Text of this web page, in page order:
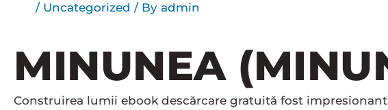
/ Uncategorized / By admin
MINUNEA
Construirea lumii ebook descărcare gratuită fost